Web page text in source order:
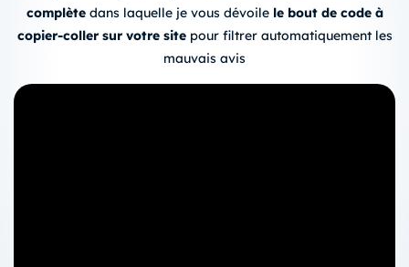
complètedans laquelle je vous dévoile le bout de code à
copier-coller sur votre sitepour filtrer automatiquement les
mauvais avis